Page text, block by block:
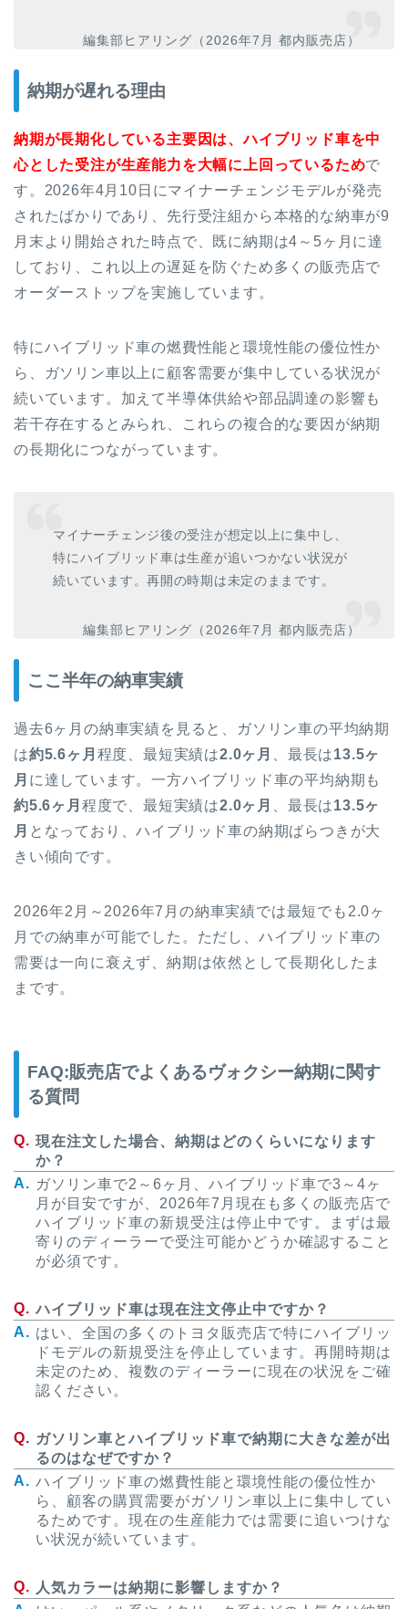
編集部ヒアリング（2026年7月 都内販売店）
納期が遅れる理由
納期が長期化している主要因は、ハイブリッド車を中
心とした受注が生産能力を大幅に上回っているためで
す。2026年4月10日にマイナーチェンジモデルが発売
されたばかりであり、先行受注組から本格的な納車が9
月末より開始された時点で、既に納期は4～5ヶ月に達
しており、これ以上の遅延を防ぐため多くの販売店で
オーダーストップを実施しています。
特にハイブリッド車の燃費性能と環境性能の優位性か
ら、ガソリン車以上に顧客需要が集中している状況が
続いています。加えて半導体供給や部品調達の影響も
若干存在するとみられ、これらの複合的な要因が納期
の長期化につながっています。
マイナーチェンジ後の受注が想定以上に集中し、
特にハイブリッド車は生産が追いつかない状況が
続いています。再開の時期は未定のままです。
編集部ヒアリング（2026年7月 都内販売店）
ここ半年の納車実績
過去6ヶ月の納車実績を見ると、ガソリン車の平均納期
は約5.6ヶ月 程度、最短実績は2.0ヶ月 、最長は13.5ヶ
月 に達しています。一方ハイブリッド車の平均納期も
約5.6ヶ月 程度で、最短実績は2.0ヶ月 、最長は13.5ヶ
月 となっており、ハイブリッド車の納期ばらつきが大
きい傾向です。
2026年2月～2026年7月の納車実績では最短でも2.0ヶ
月での納車が可能でした。ただし、ハイブリッド車の
需要は一向に衰えず、納期は依然として長期化したま
まです。
FAQ:販売店でよくあるヴォクシー納期に関す
る質問
現在注文した場合、納期はどのくらいになります
か？
ガソリン車で2～6ヶ月、ハイブリッド車で3～4ヶ
月が目安ですが、2026年7月現在も多くの販売店で
ハイブリッド車の新規受注は停止中です。まずは最
寄りのディーラーで受注可能かどうか確認すること
が必須です。
ハイブリッド車は現在注文停止中ですか？
はい、全国の多くのトヨタ販売店で特にハイブリッ
ドモデルの新規受注を停止しています。再開時期は
未定のため、複数のディーラーに現在の状況をご確
認ください。
ガソリン車とハイブリッド車で納期に大きな差が出
るのはなぜですか？
ハイブリッド車の燃費性能と環境性能の優位性か
ら、顧客の購買需要がガソリン車以上に集中してい
るためです。現在の生産能力では需要に追いつけな
い状況が続いています。
人気カラーは納期に影響しますか？